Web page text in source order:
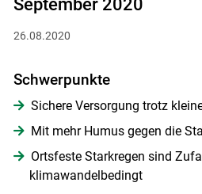
September 2020
26.08.2020
Schwerpunkte
Sichere Versorgung trotz
Mit mehr Humus gegen die
Ortsfeste Starkregen sind
klimawandelbedingt